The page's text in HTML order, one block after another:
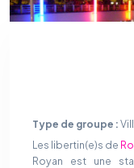
Type de groupe :
Les libertin(e)s de
Royan est une